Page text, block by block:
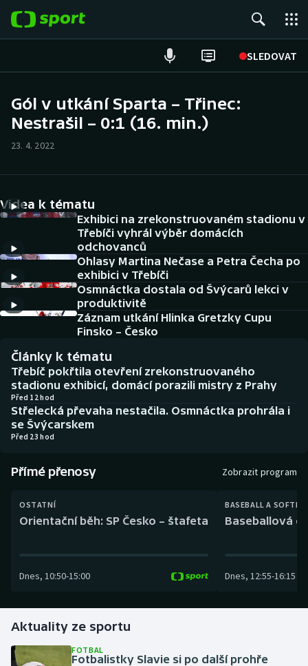
SLEDOVAT
Hokej
Cyklistika
DALŠÍ SPORTY
Americký fotbal
Baseball a softbal
Basketbal
Biatlon
Boby a skeleton
Dostihy
Futsal
Gymnastika
NEPŘEHLÉDNĚTE
Soutěže
Historické návraty
Aplikace ČT sport
AZ kvíz
Gól v utkání Sparta – Třinec:
Nestrašil – 0:1 (16. min.)
23. 4. 2022
Videa k tématu
Exhibici na zrekonstruovaném stadionu v
Třebíči vyhrál výběr domácích
odchovanců
Ohlasy Martina Nečase a Petra Čecha po
exhibici v Třebíči
Osmnáctka dostala od Švýcarů lekci v
produktivitě
Záznam utkání Hlinka Gretzky Cupu
Finsko – Česko
Články k tématu
Třebíč pokřtila otevření zrekonstruovaného
stadionu exhibicí, domácí porazili mistry z Prahy
Před 12 hod
Střelecká převaha nestačila. Osmnáctka prohrála i
se Švýcarskem
Před 23 hod
Přímé přenosy Zobrazit program
OSTATNÍ
Orientační běh: SP Česko – štafeta
Dnes, 10:50-15:00
BASEBALL A
Baseballová
Dnes, 12:55-16:15
Aktuality ze sportu
FOTBAL
Fotbalistky Slavie si po další prohře